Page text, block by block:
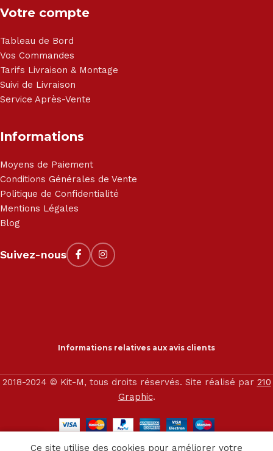
Votre compte
Tableau de Bord
Vos Commandes
Tarifs Livraison & Montage
Suivi de Livraison
Service Après-Vente
Informations
Moyens de Paiement
Conditions Générales de Vente
Politique de Confidentialité
Mentions Légales
Blog
Suivez-nous
Informations relatives aux avis clients
2018-2024 © Kit-M, tous droits réservés. Site réalisé par 210
Graphic.
Ce site utilise des cookies pour améliorer votre